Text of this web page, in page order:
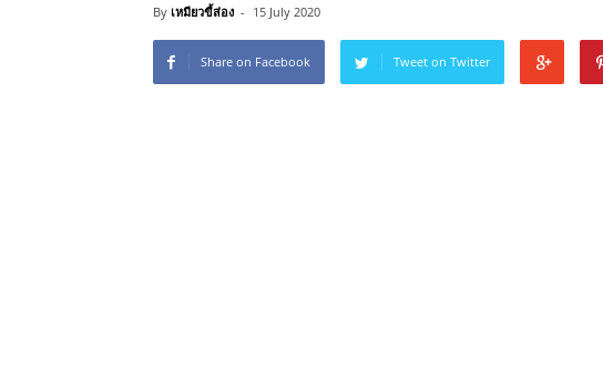
By เหมียวขี้ส่อง - 15 July 2020
Share on Facebook Tweet on Twitter